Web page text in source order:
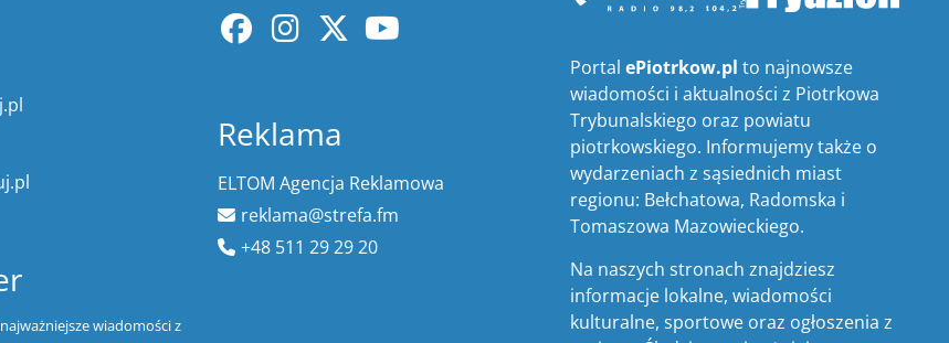
wiadomości z
Reklama
ELTOM Agencja Reklamowa
reklama@strefa.fm
+48 511 29 29 20
PortalePiotrkow.pl to najnowsze
wiadomości i aktualności z Piotrkowa
Trybunalskiego oraz powiatu
piotrkowskiego. Informujemy także o
wydarzeniach z sąsiednich miast
regionu: Bełchatowa, Radomska i
Tomaszowa Mazowieckiego.
Na naszych stronach znajdziesz
informacje lokalne, wiadomości
kulturalne, sportowe oraz ogłoszenia z